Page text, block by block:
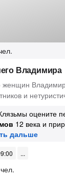
Владимира
женщин
и
оцените
12 века и